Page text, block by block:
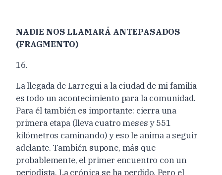
NADIE NOS LLAMARÁ ANTEPASADOS
(FRAGMENTO)
16.
La llegada de Larregui a la ciudad de mi familia
es todo un acontecimiento para la comunidad.
Para él también es importante: cierra una
primera etapa (lleva cuatro meses y 551
kilómetros caminando) y eso le anima a seguir
adelante. También supone, más que
probablemente, el primer encuentro con un
periodista. La crónica se ha perdido. Pero el